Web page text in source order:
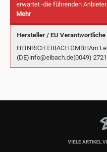
erwartet -die führenden
Mehr
Hersteller / EU Verantwortliche
HEINRICH EIBACH GMBHAm
(DE)info@eibach.de(0049)
VIELE ARTIKEL